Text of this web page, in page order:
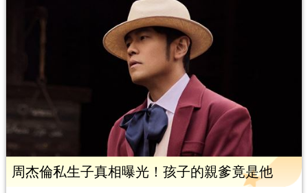
周杰倫私生子真相曝光！孩子的親爹竟是他